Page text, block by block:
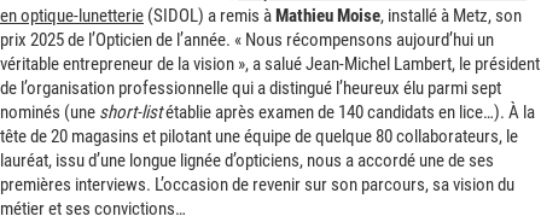
en optique-lunetterie (SIDOL) a remis àMathieu Moise, installé à Metz, son
prix 2025 de l’Opticien de l’année. « Nous récompensons aujourd’hui un
véritable entrepreneur de la vision », a salué Jean-Michel Lambert, le président
de l’organisation professionnelle qui a distingué l’heureux élu parmi sept
nominés (une short-listétablie après examen de 140 candidats en lice…). À la
tête de 20 magasins et pilotant une équipe de quelque 80 collaborateurs, le
lauréat, issu d’une longue lignée d’opticiens, nous a accordé une de ses
premières interviews. L’occasion de revenir sur son parcours, sa vision du
métier et ses convictions…